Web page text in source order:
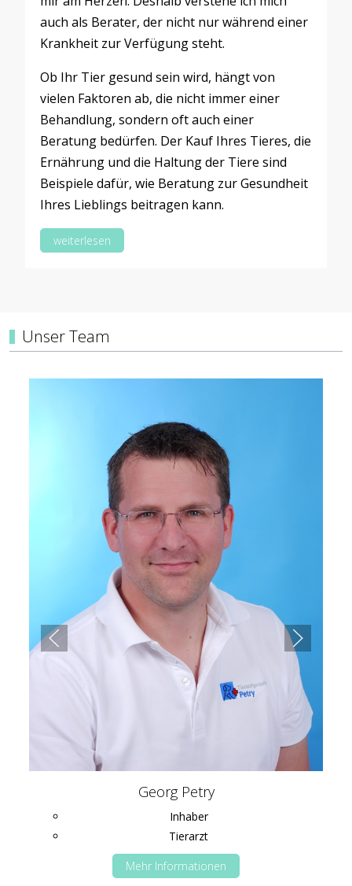
auch als Berater, der nicht nur während einer
Krankheit zur Verfügung steht.
Ob Ihr Tier gesund sein wird, hängt von
vielen Faktoren ab, die nicht immer einer
Behandlung, sondern oft auch einer
Beratung bedürfen. Der Kauf Ihres Tieres, die
Ernährung und die Haltung der Tiere sind
Beispiele dafür, wie Beratung zur Gesundheit
Ihres Lieblings beitragen kann.
weiterlesen
Unser Team
Georg Petry
Inhaber
Tierarzt
Mehr Informationen